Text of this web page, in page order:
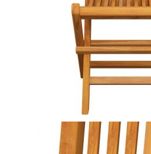
Купи на изплащане
Credit calculator
Сгъваеми столове с бежови
масивно тиково дърво
Please select credit institution
Цена на продукта:
Extraction of information from
Предоставената таблица е с
Добавете продукта в
количката" и при поръчка ще
вноски на кредита.